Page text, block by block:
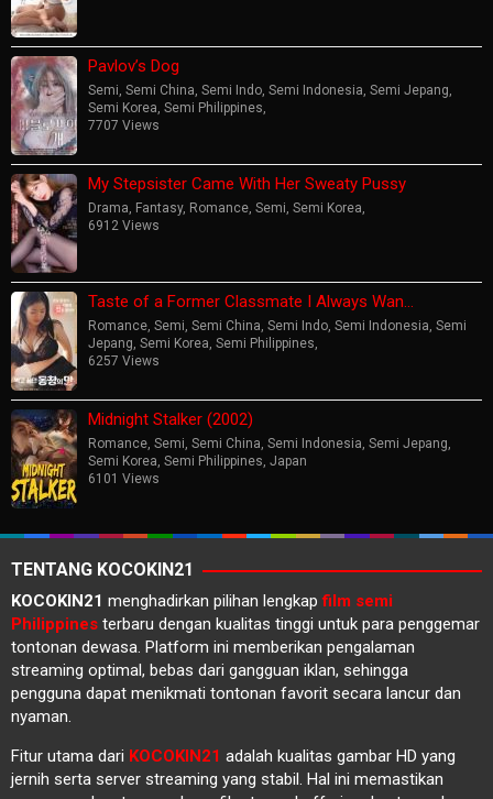
Pavlov’s Dog
Semi, Semi China, Semi Indo, Semi Indonesia, Semi Jepang,
Semi Korea, Semi Philippines,
7707 Views
My Stepsister Came With Her Sweaty Pussy
Drama, Fantasy, Romance, Semi, Semi Korea,
6912 Views
Taste of a Former Classmate I Always Wan…
Romance, Semi, Semi China, Semi Indo, Semi Indonesia, Semi
Jepang, Semi Korea, Semi Philippines,
6257 Views
Midnight Stalker (2002)
Romance, Semi, Semi China, Semi Indonesia, Semi Jepang,
Semi Korea, Semi Philippines, Japan
6101 Views
TENTANG KOCOKIN21
KOCOKIN21 menghadirkan pilihan lengkapfilm semi
Philippines terbaru dengan kualitas tinggi untuk para penggemar
tontonan dewasa. Platform ini memberikan pengalaman
streaming optimal, bebas dari gangguan iklan, sehingga
pengguna dapat menikmati tontonan favorit secara lancur dan
nyaman.
Fitur utama dari KOCOKIN21 adalah kualitas gambar HD yang
jernih serta server streaming yang stabil. Hal ini memastikan